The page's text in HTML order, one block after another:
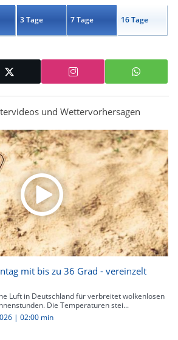
3 Tage 7 Tage 16 Tage
und Wettervorhersagen
mit bis zu 36 Grad - vereinzelt
Luft in Deutschland für verbreitet wolkenlosen
Die Temperaturen stei...
| 02:00 min